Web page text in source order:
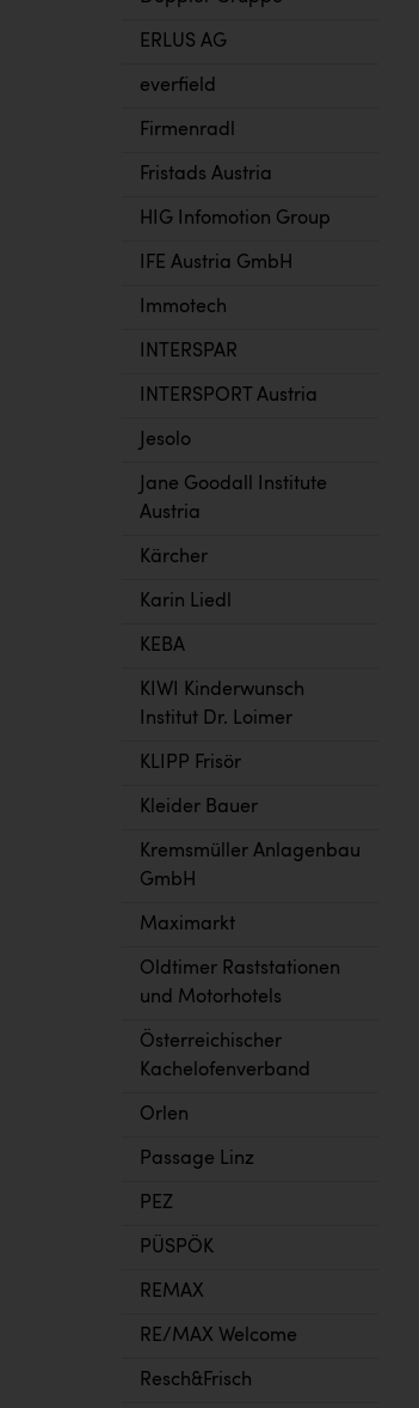
ERLUS AG
everfield
Firmenradl
Fristads Austria
HIG Infomotion Group
IFE Austria GmbH
Immotech
INTERSPAR
INTERSPORT Austria
Jesolo
Jane Goodall Institute
Austria
Kärcher
Karin Liedl
KEBA
KIWI Kinderwunsch
Institut Dr. Loimer
KLIPP Frisör
Kleider Bauer
Kremsmüller Anlagenbau
GmbH
Maximarkt
Oldtimer Raststationen
und Motorhotels
Österreichischer
Kachelofenverband
Orlen
Passage Linz
PEZ
PÜSPÖK
REMAX
RE/MAX Welcome
Resch&Frisch